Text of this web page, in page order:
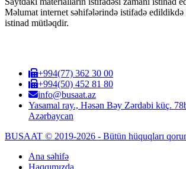
Məlumat internet səhifələrində istifadə
istinad mütləqdir.
+994(77) 362 30 00
+994(50) 452 81 80
info@busaat.az
Yasamal ray., Həsən Bəy Zərdabi küç.
Azərbaycan
BUSAAT © 2019-2026 - Bütün hüquqları
Ana səhifə